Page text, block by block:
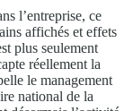
l’entreprise, ce
affichés et effets
plus seulement
réellement la
le management
national de la